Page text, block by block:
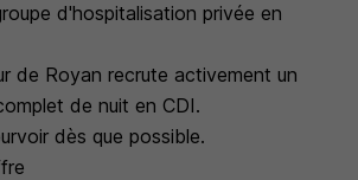
d'hospitalisation privée en
de Royan recrute activement un
de nuit en CDI.
dès que possible.